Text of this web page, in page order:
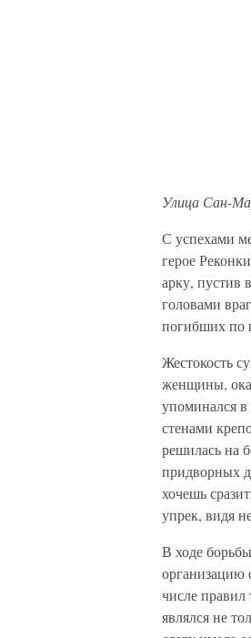
Улица Сан-
С успехами
герое
арку, пустив
головами
погибших по
Жестокость
женщины,
упоминался в
стенами
решилась на
придворных
хочешь
упрек, видя
В ходе
организацию
числе
являлся не